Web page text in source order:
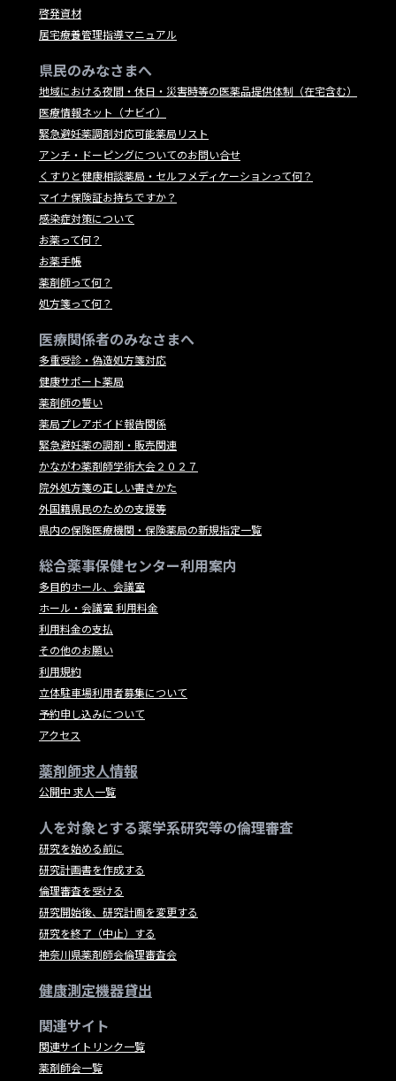
啓発資材
居宅療養管理指導マニュアル
県民のみなさまへ
地域における夜間・休日・災害時等の医薬品提供体制（在宅含む）
医療情報ネット（ナビイ）
緊急避妊薬調剤対応可能薬局リスト
アンチ・ドーピングについてのお問い合せ
くすりと健康相談薬局・セルフメディケーションって何？
マイナ保険証お持ちですか？
感染症対策について
お薬って何？
お薬手帳
薬剤師って何？
処方箋って何？
医療関係者のみなさまへ
多重受診・偽造処方箋対応
健康サポート薬局
薬剤師の誓い
薬局プレアボイド報告関係
緊急避妊薬の調剤・販売関連
かながわ薬剤師学術大会２０２７
院外処方箋の正しい書きかた
外国籍県民のための支援等
県内の保険医療機関・保険薬局の新規指定一覧
総合薬事保健センター利用案内
多目的ホール、会議室
ホール・会議室 利用料金
利用料金の支払
その他のお願い
利用規約
立体駐車場利用者募集について
予約申し込みについて
アクセス
薬剤師求人情報
公開中 求人一覧
人を対象とする薬学系研究等の倫理審査
研究を始める前に
研究計画書を作成する
倫理審査を受ける
研究開始後、研究計画を変更する
研究を終了（中止）する
神奈川県薬剤師会倫理審査会
健康測定機器貸出
関連サイト
関連サイトリンク一覧
薬剤師会一覧